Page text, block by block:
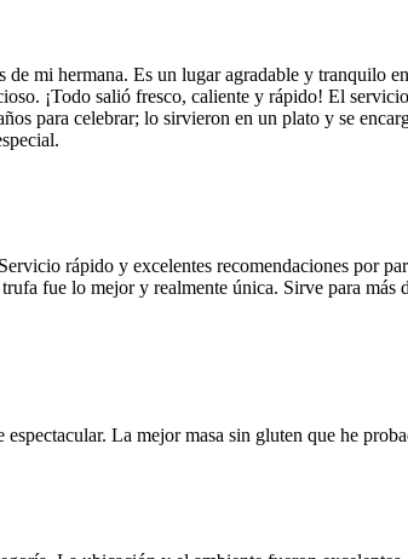
mi hermana. Es un lugar agradable y tranquilo
¡Todo salió fresco, caliente y rápido! El
para celebrar; lo sirvieron en un plato y se
rápido y excelentes recomendaciones por
fue lo mejor y realmente única. Sirve para
La mejor masa sin gluten que he